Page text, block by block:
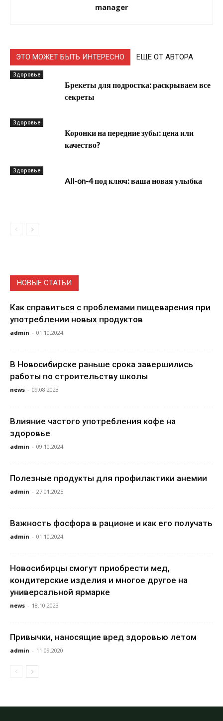
manager
ЭТО МОЖЕТ БЫТЬ ИНТЕРЕСНО ЕЩЕ ОТ АВТОРА
Здоровье
Брекеты для подростка: раскрываем все
секреты
Здоровье
Коронки на передние зубы: цена или
качество?
Здоровье
All-on-4 под ключ: ваша новая улыбка
НОВЫЕ СТАТЬИ
Как справиться с проблемами пищеварения при
употреблении новых продуктов
admin - 01.10.2024
В Новосибирске раньше срока завершились
работы по строительству школы
news - 09.08.2023
Влияние частого употребления кофе на
здоровье
admin - 09.10.2024
Полезные продукты для профилактики анемии
admin - 27.01.2025
Важность фосфора в рационе и как его получать
admin - 01.10.2024
Новосибирцы смогут приобрести мед,
кондитерские изделия и многое другое на
универсальной ярмарке
news - 18.10.2023
Привычки, наносящие вред здоровью летом
admin - 11.09.2020